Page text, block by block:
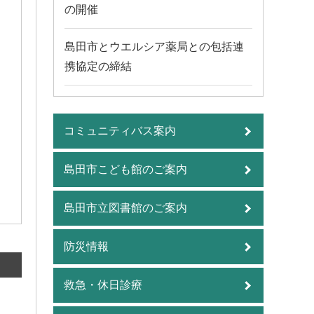
の開催
島田市とウエルシア薬局との包括連
携協定の締結
コミュニティバス案内
島田市こども館のご案内
島田市立図書館のご案内
防災情報
救急・休日診療